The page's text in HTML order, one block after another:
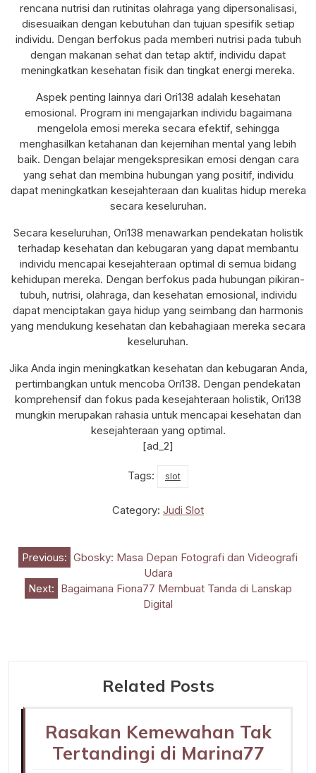
rencana nutrisi dan rutinitas olahraga yang dipersonalisasi,
disesuaikan dengan kebutuhan dan tujuan spesifik setiap
individu. Dengan berfokus pada memberi nutrisi pada tubuh
dengan makanan sehat dan tetap aktif, individu dapat
meningkatkan kesehatan fisik dan tingkat energi mereka.
Aspek penting lainnya dari Ori138 adalah kesehatan
emosional. Program ini mengajarkan individu bagaimana
mengelola emosi mereka secara efektif, sehingga
menghasilkan ketahanan dan kejernihan mental yang lebih
baik. Dengan belajar mengekspresikan emosi dengan cara
yang sehat dan membina hubungan yang positif, individu
dapat meningkatkan kesejahteraan dan kualitas hidup mereka
secara keseluruhan.
Secara keseluruhan, Ori138 menawarkan pendekatan holistik
terhadap kesehatan dan kebugaran yang dapat membantu
individu mencapai kesejahteraan optimal di semua bidang
kehidupan mereka. Dengan berfokus pada hubungan pikiran-
tubuh, nutrisi, olahraga, dan kesehatan emosional, individu
dapat menciptakan gaya hidup yang seimbang dan harmonis
yang mendukung kesehatan dan kebahagiaan mereka secara
keseluruhan.
Jika Anda ingin meningkatkan kesehatan dan kebugaran Anda,
pertimbangkan untuk mencoba Ori138. Dengan pendekatan
komprehensif dan fokus pada kesejahteraan holistik, Ori138
mungkin merupakan rahasia untuk mencapai kesehatan dan
kesejahteraan yang optimal.
[ad_2]
Tags: slot
Category: Judi Slot
Post
navigation
Previous: Gbosky: Masa Depan Fotografi dan Videografi
Udara
Next: Bagaimana Fiona77 Membuat Tanda di Lanskap
Digital
Related Posts
Rasakan Kemewahan Tak
Tertandingi di Marina77